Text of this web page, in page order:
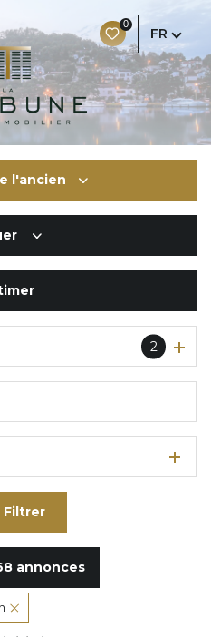
0
FR
l'ancien
2
Filtrer
annonces